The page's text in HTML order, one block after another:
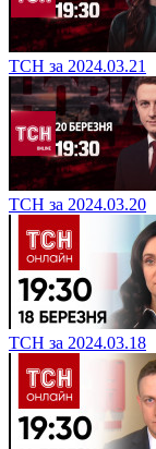
ТСН за 2024.03.21
ТСН за 2024.03.20
ТСН за 2024.03.18